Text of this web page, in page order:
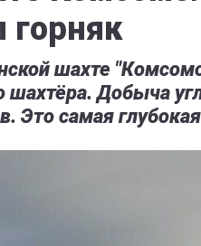
горняк
шахте
шахтёра. Добыча
Это самая